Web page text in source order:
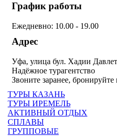
График работы
Ежедневно: 10.00 - 19.00
Адрес
Уфа, улица бул. Хадии
Надёжное турагентство
Звоните заранее,
ТУРЫ КАЗАНЬ
ТУРЫ ИРЕМЕЛЬ
АКТИВНЫЙ ОТДЫХ
СПЛАВЫ
ГРУППОВЫЕ